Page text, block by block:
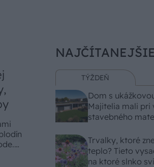
NAJČÍTANEJŠIE
TÝŽDEŇ
Dom s
Majitelia mali pri
stavebného
Trvalky, ktoré
teplo? Tieto
na ktoré slnko